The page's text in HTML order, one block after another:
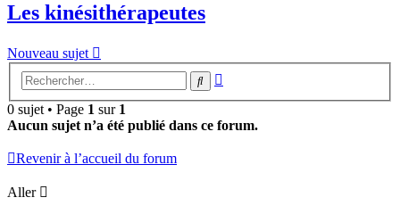
Les kinésithérapeutes
Nouveau sujet
Rechercher
0 sujet • Page 1 sur 1
Aucun sujet n’a été publié dans ce forum.
Revenir à l’accueil du forum
Aller